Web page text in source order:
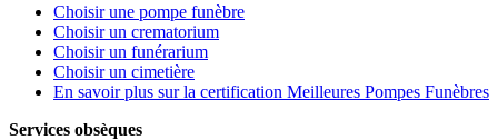
Choisir une pompe funèbre
Choisir un crematorium
Choisir un funérarium
Choisir un cimetière
En savoir plus sur la certification Meilleures Pompes Funèbres
Services obsèques